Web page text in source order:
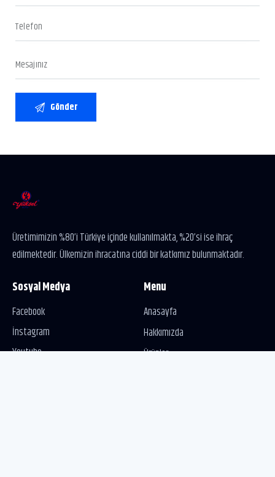
Üretimimizin %80’i Türkiye içinde kullanılmakta, %20’si ise ihraç
edilmektedir. Ülkemizin ihracatına ciddi bir katkımız bulunmaktadır.
Sosyal Medya
Facebook
İnstagram
Youtube
Menu
Anasayfa
Hakkımızda
Ürünler